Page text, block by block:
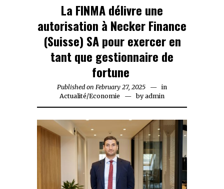
La FINMA délivre une
autorisation à Necker Finance
(Suisse) SA pour exercer en
tant que gestionnaire de
fortune
Published on February 27, 2025 February
27,
in
Actualité/Economie byadmin